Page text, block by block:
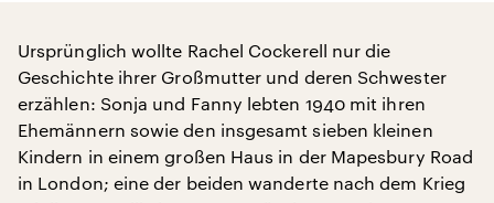
Ursprünglich wollte Rachel Cockerell nur die
Geschichte ihrer Großmutter und deren Schwester
erzählen: Sonja und Fanny lebten 1940 mit ihren
Ehemännern sowie den insgesamt sieben kleinen
Kindern in einem großen Haus in der Mapesbury Road
in London; eine der beiden wanderte nach dem Krieg